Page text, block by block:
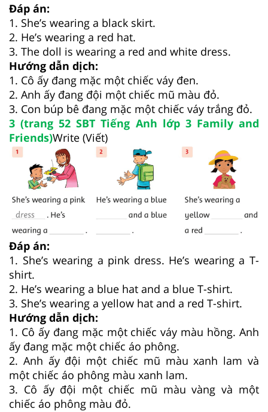
Đáp án:
1. She’s wearing a black skirt.
2. He’s wearing a red hat.
3. The doll is wearing a red and white dress.
Hướng dẫn dịch:
1. Cô ấy đang mặc một chiếc váy đen.
2. Anh ấy đang đội một chiếc mũ màu đỏ.
3. Con búp bê đang mặc một chiếc váy trắng đỏ.
3 (trang 52 SBT Tiếng Anh lớp 3 Family and
Friends)Write (Viết)
Đáp án:
1. She’s wearing a pink dress. He’s wearing a T-
shirt.
2. He’s wearing a blue hat and a blue T-shirt.
3. She’s wearing a yellow hat and a red T-shirt.
Hướng dẫn dịch:
1. Cô ấy đang mặc một chiếc váy màu hồng. Anh
ấy đang mặc một chiếc áo phông.
2. Anh ấy đội một chiếc mũ màu xanh lam và
một chiếc áo phông màu xanh lam.
3. Cô ấy đội một chiếc mũ màu vàng và một
chiếc áo phông màu đỏ.